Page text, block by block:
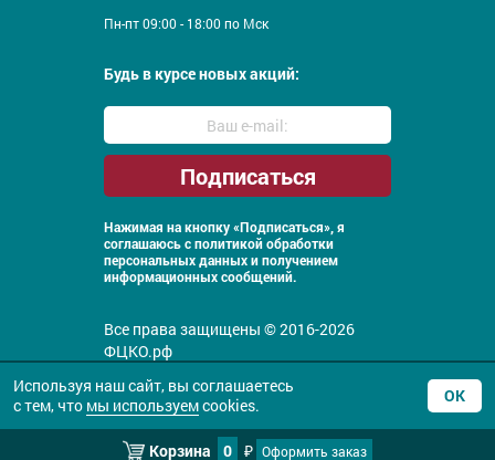
Пн-пт 09:00 - 18:00 по Мск
Будь в курсе новых акций:
Нажимая на кнопку «Подписаться», я
соглашаюсь с политикой обработки
персональных данных и получением
информационных сообщений.
Все права защищены © 2016-2026
ФЦКО.рф
Корзина 0 ₽ Оформить заказ
Используя наш сайт, вы соглашаетесь
с тем, что мы используемcookies. ОК